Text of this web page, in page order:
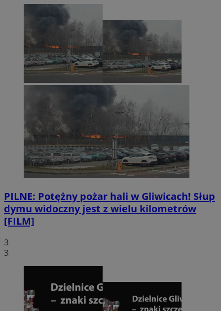
PILNE: Potężny pożar hali w Gliwicach! Słup
dymu widoczny jest z wielu kilometrów
[FILM]
3
3